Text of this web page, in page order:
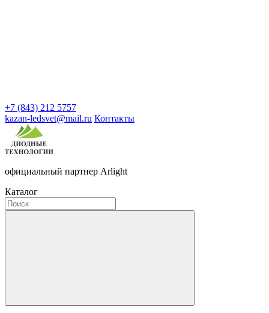
+7 (843) 212 5757
kazan-ledsvet@mail.ru Контакты
официальный партнер Arlight
Каталог